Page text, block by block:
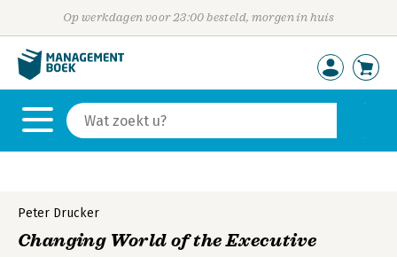
Op werkdagen voor 23:00 besteld, morgen in huis
Peter Drucker
Changing World of the Executive